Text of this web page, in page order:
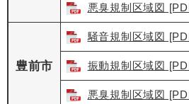
悪臭規制区域図
豊前市
騒音規制区域図
振動規制区域図
悪臭規制区域図